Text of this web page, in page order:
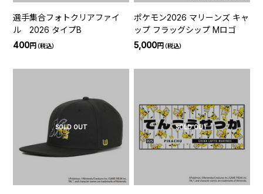
選手集合フォトクリアファイ
ル 2026 タイプB
400円（税込）
ポケモン2026 マリーンズ キャ
ップ フラッグシップ Mロゴ
5,000円（税込）
SOLD OUT SOLD OUT